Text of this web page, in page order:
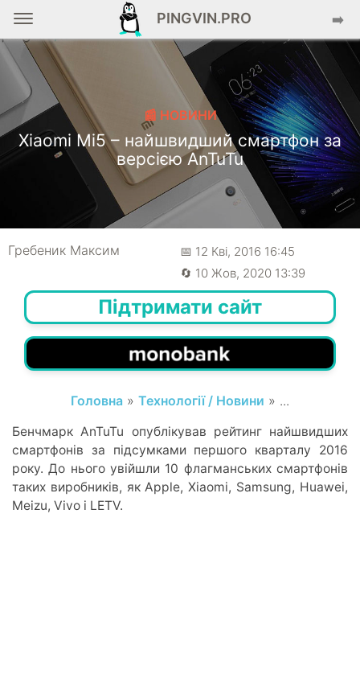
PINGVIN.PRO ➡️
📰 НОВИНИ
Xiaomi Mi5 – найшвидший смартфон за
версією AnTuTu
Гребеник Максим
📅 12 Кві, 2016 16:45
🔄 10 Жов, 2020 13:39
Підтримати сайт
Головна » Технології / Новини » ...
Бенчмарк AnTuTu опублікував рейтинг найшвидших
смартфонів за підсумками першого кварталу 2016
року. До нього увійшли 10 флагманських смартфонів
таких виробників, як Apple, Xiaomi, Samsung, Huawei,
Meizu, Vivo і LETV.